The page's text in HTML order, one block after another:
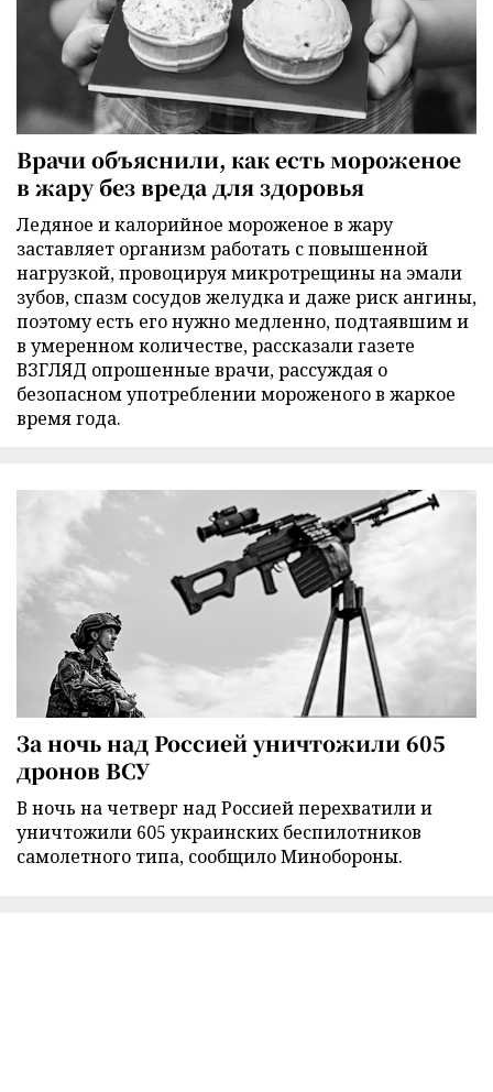
Врачи объяснили, как есть мороженое
в жару без вреда для здоровья
Ледяное и калорийное мороженое в жару
заставляет организм работать с повышенной
нагрузкой, провоцируя микротрещины на эмали
зубов, спазм сосудов желудка и даже риск ангины,
поэтому есть его нужно медленно, подтаявшим и
в умеренном количестве, рассказали газете
ВЗГЛЯД опрошенные врачи, рассуждая о
безопасном употреблении мороженого в жаркое
время года.
За ночь над Россией уничтожили 605
дронов ВСУ
В ночь на четверг над Россией перехватили и
уничтожили 605 украинских беспилотников
самолетного типа, сообщило Минобороны.